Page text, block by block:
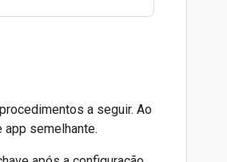
a seguir. Ao
app semelhante.